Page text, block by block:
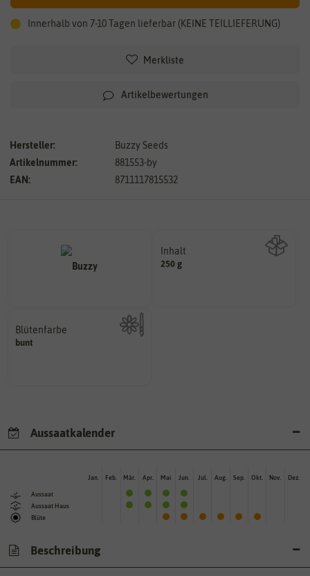
Innerhalb von 7-10 Tagen lieferbar (KEINE TEILLIEFERUNG)
Merkliste
Artikelbewertungen
Hersteller:
Buzzy Seeds
Artikelnummer:
881553-by
EAN:
8711117815532
Inhalt
250 g
Blütenfarbe
bunt
Kann auch mehrfarbig sein.
Aussaatkalender
Aussaat
Aussaat Haus
Blüte
Jan. Feb. Mär. Apr. Mai Jun. Jul. Aug. Sep. Okt. Nov. Dez.
Beschreibung